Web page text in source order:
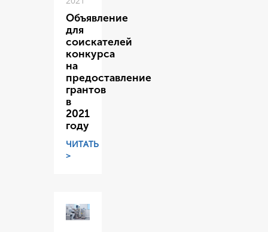
Объявление
для
соискателей
конкурса
на
предоставление
грантов
в
2021
году
ЧИТАТЬ
>